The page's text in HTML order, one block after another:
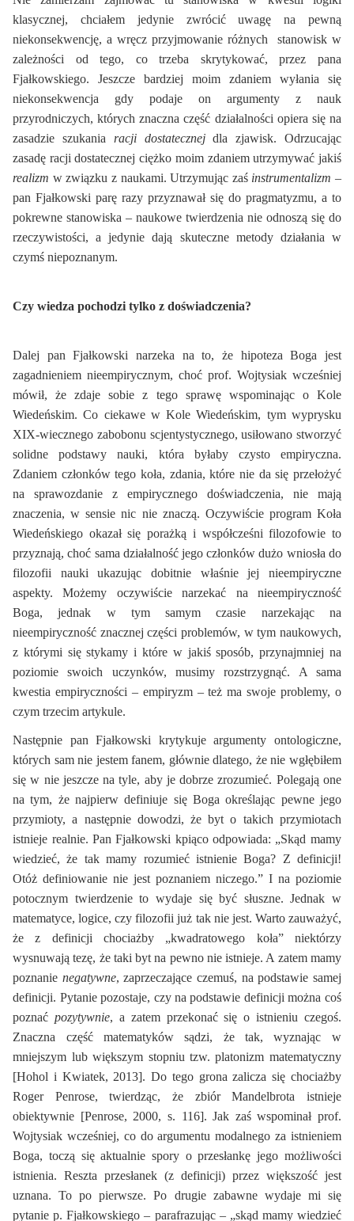
klasycznej, chciałem jedynie zwrócić uwagę na pewną
niekonsekwencję, a wręcz przyjmowanie różnych stanowisk w
zależności od tego, co trzeba skrytykować, przez pana
Fjałkowskiego. Jeszcze bardziej moim zdaniem wyłania się
niekonsekwencja gdy podaje on argumenty z nauk
przyrodniczych, których znaczna część działalności opiera się na
zasadzie szukania racji dostatecznejdla zjawisk. Odrzucając
zasadę racji dostatecznej ciężko moim zdaniem utrzymywać jakiś
realizm w związku z naukami. Utrzymując zaś instrumentalizm –
pan Fjałkowski parę razy przyznawał się do pragmatyzmu, a to
pokrewne stanowiska – naukowe twierdzenia nie odnoszą się do
rzeczywistości, a jedynie dają skuteczne metody działania w
czymś niepoznanym.
Czy wiedza pochodzi tylko z doświadczenia?
Dalej pan Fjałkowski narzeka na to, że hipoteza Boga jest
zagadnieniem nieempirycznym, choć prof. Wojtysiak wcześniej
mówił, że zdaje sobie z tego sprawę wspominając o Kole
Wiedeńskim. Co ciekawe w Kole Wiedeńskim, tym wyprysku
XIX-wiecznego zabobonu scjentystycznego, usiłowano stworzyć
solidne podstawy nauki, która byłaby czysto empiryczna.
Zdaniem członków tego koła, zdania, które nie da się przełożyć
na sprawozdanie z empirycznego doświadczenia, nie mają
znaczenia, w sensie nic nie znaczą. Oczywiście program Koła
Wiedeńskiego okazał się porażką i współcześni filozofowie to
przyznają, choć sama działalność jego członków dużo wniosła do
filozofii nauki ukazując dobitnie właśnie jej nieempiryczne
aspekty. Możemy oczywiście narzekać na nieempiryczność
Boga, jednak w tym samym czasie narzekając na
nieempiryczność znacznej części problemów, w tym naukowych,
z którymi się stykamy i które w jakiś sposób, przynajmniej na
poziomie swoich uczynków, musimy rozstrzygnąć. A sama
kwestia empiryczności – empiryzm – też ma swoje problemy, o
czym trzecim artykule.
Następnie pan Fjałkowski krytykuje argumenty ontologiczne,
których sam nie jestem fanem, głównie dlatego, że nie wgłębiłem
się w nie jeszcze na tyle, aby je dobrze zrozumieć. Polegają one
na tym, że najpierw definiuje się Boga określając pewne jego
przymioty, a następnie dowodzi, że byt o takich przymiotach
istnieje realnie. Pan Fjałkowski kpiąco odpowiada: „Skąd mamy
wiedzieć, że tak mamy rozumieć istnienie Boga? Z definicji!
Otóż definiowanie nie jest poznaniem niczego.” I na poziomie
potocznym twierdzenie to wydaje się być słuszne. Jednak w
matematyce, logice, czy filozofii już tak nie jest. Warto zauważyć,
że z definicji chociażby „kwadratowego koła” niektórzy
wysnuwają tezę, że taki byt na pewno nie istnieje. A zatem mamy
poznanie negatywne, zaprzeczające czemuś, na podstawie samej
definicji. Pytanie pozostaje, czy na podstawie definicji można coś
poznać pozytywnie, a zatem przekonać się o istnieniu czegoś.
Znaczna część matematyków sądzi, że tak, wyznając w
mniejszym lub większym stopniu tzw. platonizm matematyczny
[Hohol i Kwiatek, 2013]. Do tego grona zalicza się chociażby
Roger Penrose, twierdząc, że zbiór Mandelbrota istnieje
obiektywnie [Penrose, 2000, s. 116]. Jak zaś wspominał prof.
Wojtysiak wcześniej, co do argumentu modalnego za istnieniem
Boga, toczą się aktualnie spory o przesłankę jego możliwości
istnienia. Reszta przesłanek (z definicji) przez większość jest
uznana. To po pierwsze. Po drugie zabawne wydaje mi się
pytanie p. Fjałkowskiego – parafrazując – „skąd mamy wiedzieć